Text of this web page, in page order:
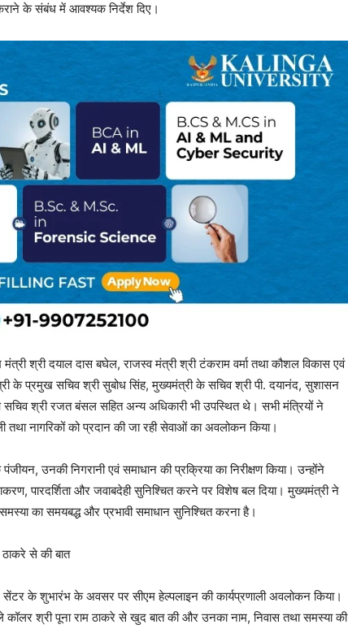
के संबंध में आवश्यक निर्देश दिए।
श्री दयाल दास बघेल, राजस्व मंत्री श्री टंकराम वर्मा तथा कौशल विकास एवं
के प्रमुख सचिव श्री सुबोध सिंह, मुख्यमंत्री के सचिव श्री पी. दयानंद, सुशासन
श्री रजत बंसल सहित अन्य अधिकारी भी उपस्थित थे। सभी मंत्रियों ने
नागरिकों को प्रदान की जा रही सेवाओं का अवलोकन किया।
उनकी निगरानी एवं समाधान की प्रक्रिया का निरीक्षण किया। उन्होंने
पारदर्शिता और जवाबदेही सुनिश्चित करने पर विशेष बल दिया। मुख्यमंत्री ने
का समयबद्ध और प्रभावी समाधान सुनिश्चित करना है।
से की बात
के शुभारंभ के अवसर पर सीएम हेल्पलाइन की कार्यप्रणाली अवलोकन किया।
श्री पूना राम ठाकरे से खुद बात की और उनका नाम, निवास तथा समस्या की